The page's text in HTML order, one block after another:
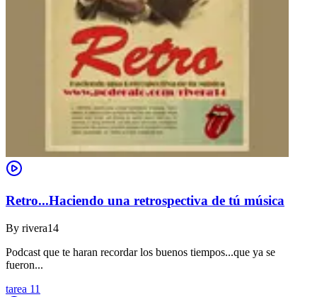
Retro...Haciendo una retrospectiva de tú música
By rivera14
Podcast que te haran recordar los buenos tiempos...que ya se
fueron...
tarea 11